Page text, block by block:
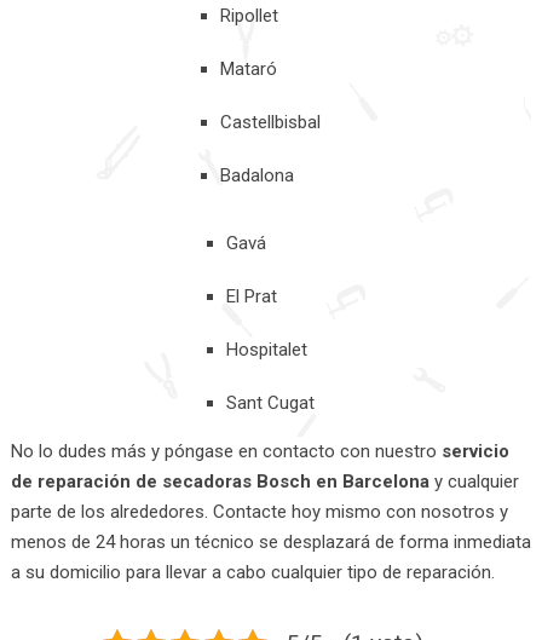
Ripollet
Mataró
Castellbisbal
Badalona
Gavá
El Prat
Hospitalet
Sant Cugat
No lo dudes más y póngase en contacto con nuestro servicio
de reparación de secadoras Bosch en Barcelonay cualquier
parte de los alrededores. Contacte hoy mismo con nosotros y
menos de 24 horas un técnico se desplazará de forma inmediata
a su domicilio para llevar a cabo cualquier tipo de reparación.